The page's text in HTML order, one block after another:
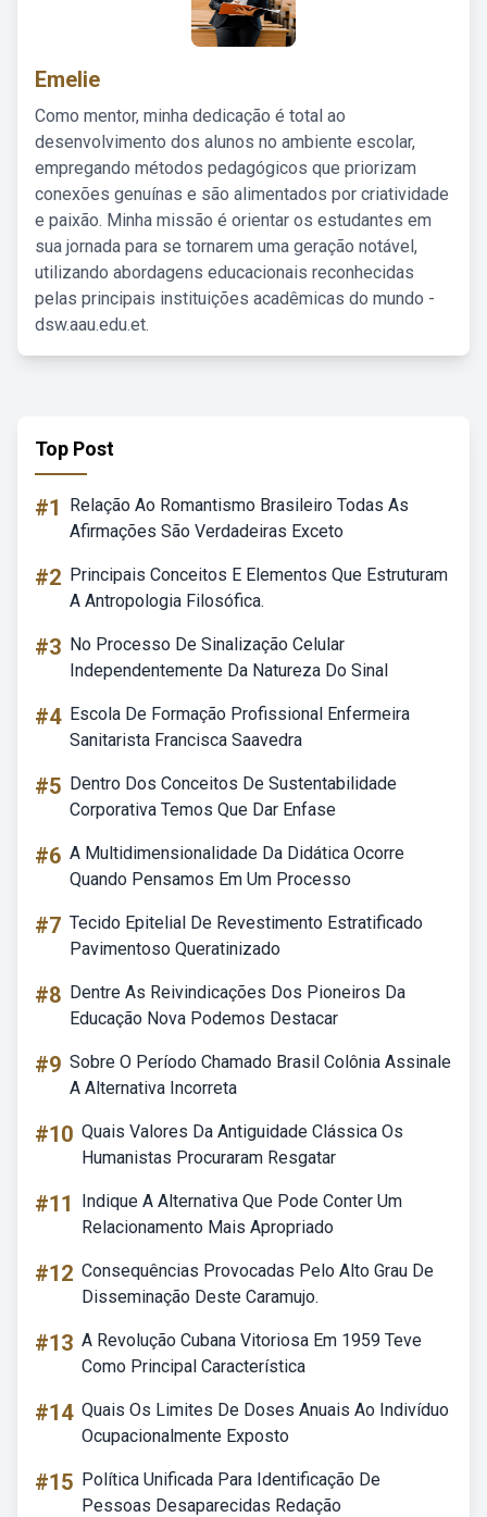
Emelie
Como mentor, minha dedicação é total ao
desenvolvimento dos alunos no ambiente escolar,
empregando métodos pedagógicos que priorizam
conexões genuínas e são alimentados por criatividade
e paixão. Minha missão é orientar os estudantes em
sua jornada para se tornarem uma geração notável,
utilizando abordagens educacionais reconhecidas
pelas principais instituições acadêmicas do mundo -
dsw.aau.edu.et.
Top Post
#1
Relação Ao Romantismo Brasileiro Todas As
Afirmações São Verdadeiras Exceto
#2 Principais Conceitos E Elementos Que Estruturam
A Antropologia Filosófica.
#3 No Processo De Sinalização Celular
Independentemente Da Natureza Do Sinal
#4 Escola De Formação Profissional Enfermeira
Sanitarista Francisca Saavedra
#5 Dentro Dos Conceitos De Sustentabilidade
Corporativa Temos Que Dar Enfase
#6 A Multidimensionalidade Da Didática Ocorre
Quando Pensamos Em Um Processo
#7 Tecido Epitelial De Revestimento Estratificado
Pavimentoso Queratinizado
#8 Dentre As Reivindicações Dos Pioneiros Da
Educação Nova Podemos Destacar
#9 Sobre O Período Chamado Brasil Colônia Assinale
A Alternativa Incorreta
#10 Quais Valores Da Antiguidade Clássica Os
Humanistas Procuraram Resgatar
#11
Indique A Alternativa Que Pode Conter Um
Relacionamento Mais Apropriado
#12 Consequências Provocadas Pelo Alto Grau De
Disseminação Deste Caramujo.
#13 A Revolução Cubana Vitoriosa Em 1959 Teve
Como Principal Característica
#14 Quais Os Limites De Doses Anuais Ao Indivíduo
Ocupacionalmente Exposto
#15 Política Unificada Para Identificação De
Pessoas Desaparecidas Redação